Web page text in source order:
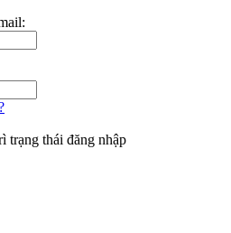
trạng thái đăng nhập